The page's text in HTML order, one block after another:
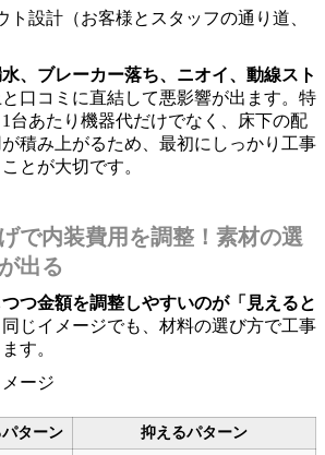
ト設計（お客様とスタッフの通り道、
、ブレーカー落ち、ニオイ、動線スト
口コミに直結して悪影響が出ます。特
台あたり機器代だけでなく、床下の配
積み上がるため、最初にしっかり工事
とが大切です。
で内装費用を調整！素材の選
出る
つ金額を調整しやすいのが「見えると
じイメージでも、材料の選び方で工事
す。
ージ
ターン 抑えるパターン